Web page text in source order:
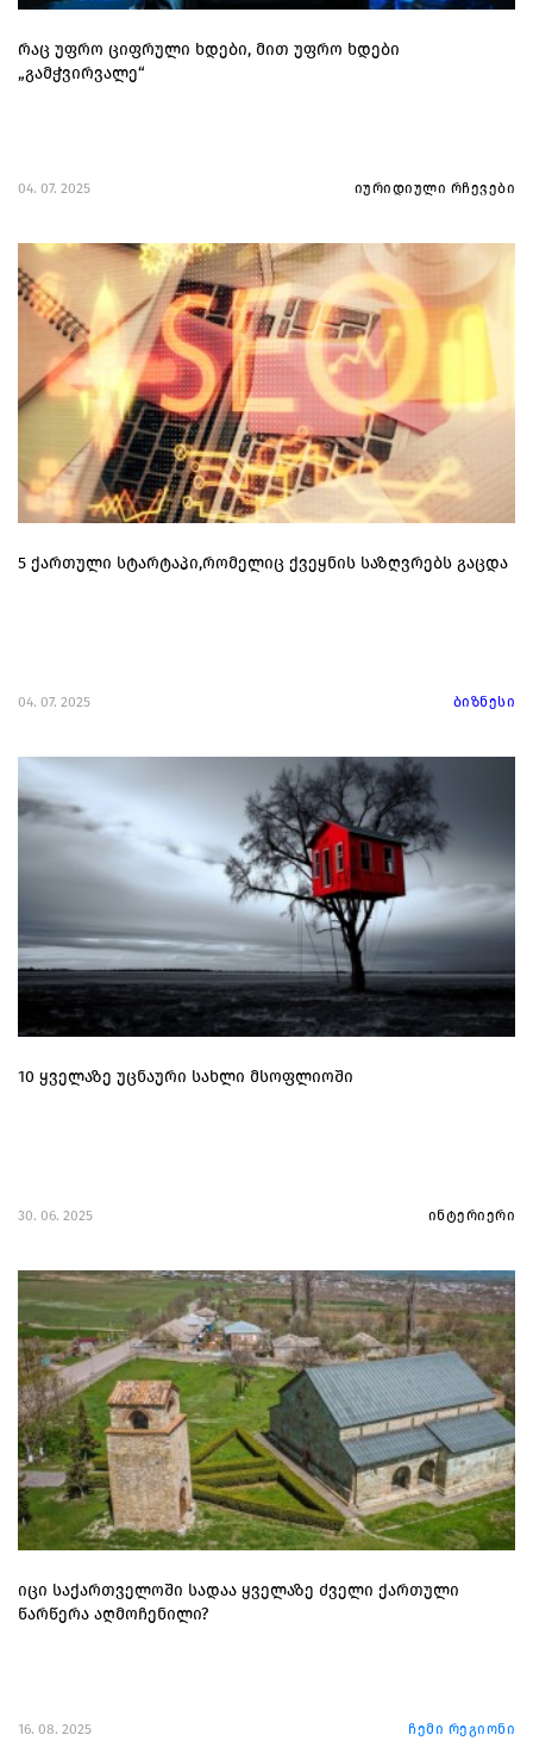
რაც უფრო ციფრული ხდები, მით უფრო ხდები
„გამჭვირვალე“
04. 07. 2025 იურიდიული რჩევები
5 ქართული სტარტაპი,რომელიც ქვეყნის საზღვრებს გაცდა
04. 07. 2025 ბიზნესი
10 ყველაზე უცნაური სახლი მსოფლიოში
30. 06. 2025 ინტერიერი
იცი საქართველოში სადაა ყველაზე ძველი ქართული
წარწერა აღმოჩენილი?
16. 08. 2025 ჩემი რეგიონი